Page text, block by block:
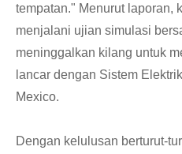
tempatan." Menurut laporan,
menjalani ujian simulasi
meninggalkan kilang untuk
lancar dengan Sistem
Mexico.
Dengan kelulusan berturut-